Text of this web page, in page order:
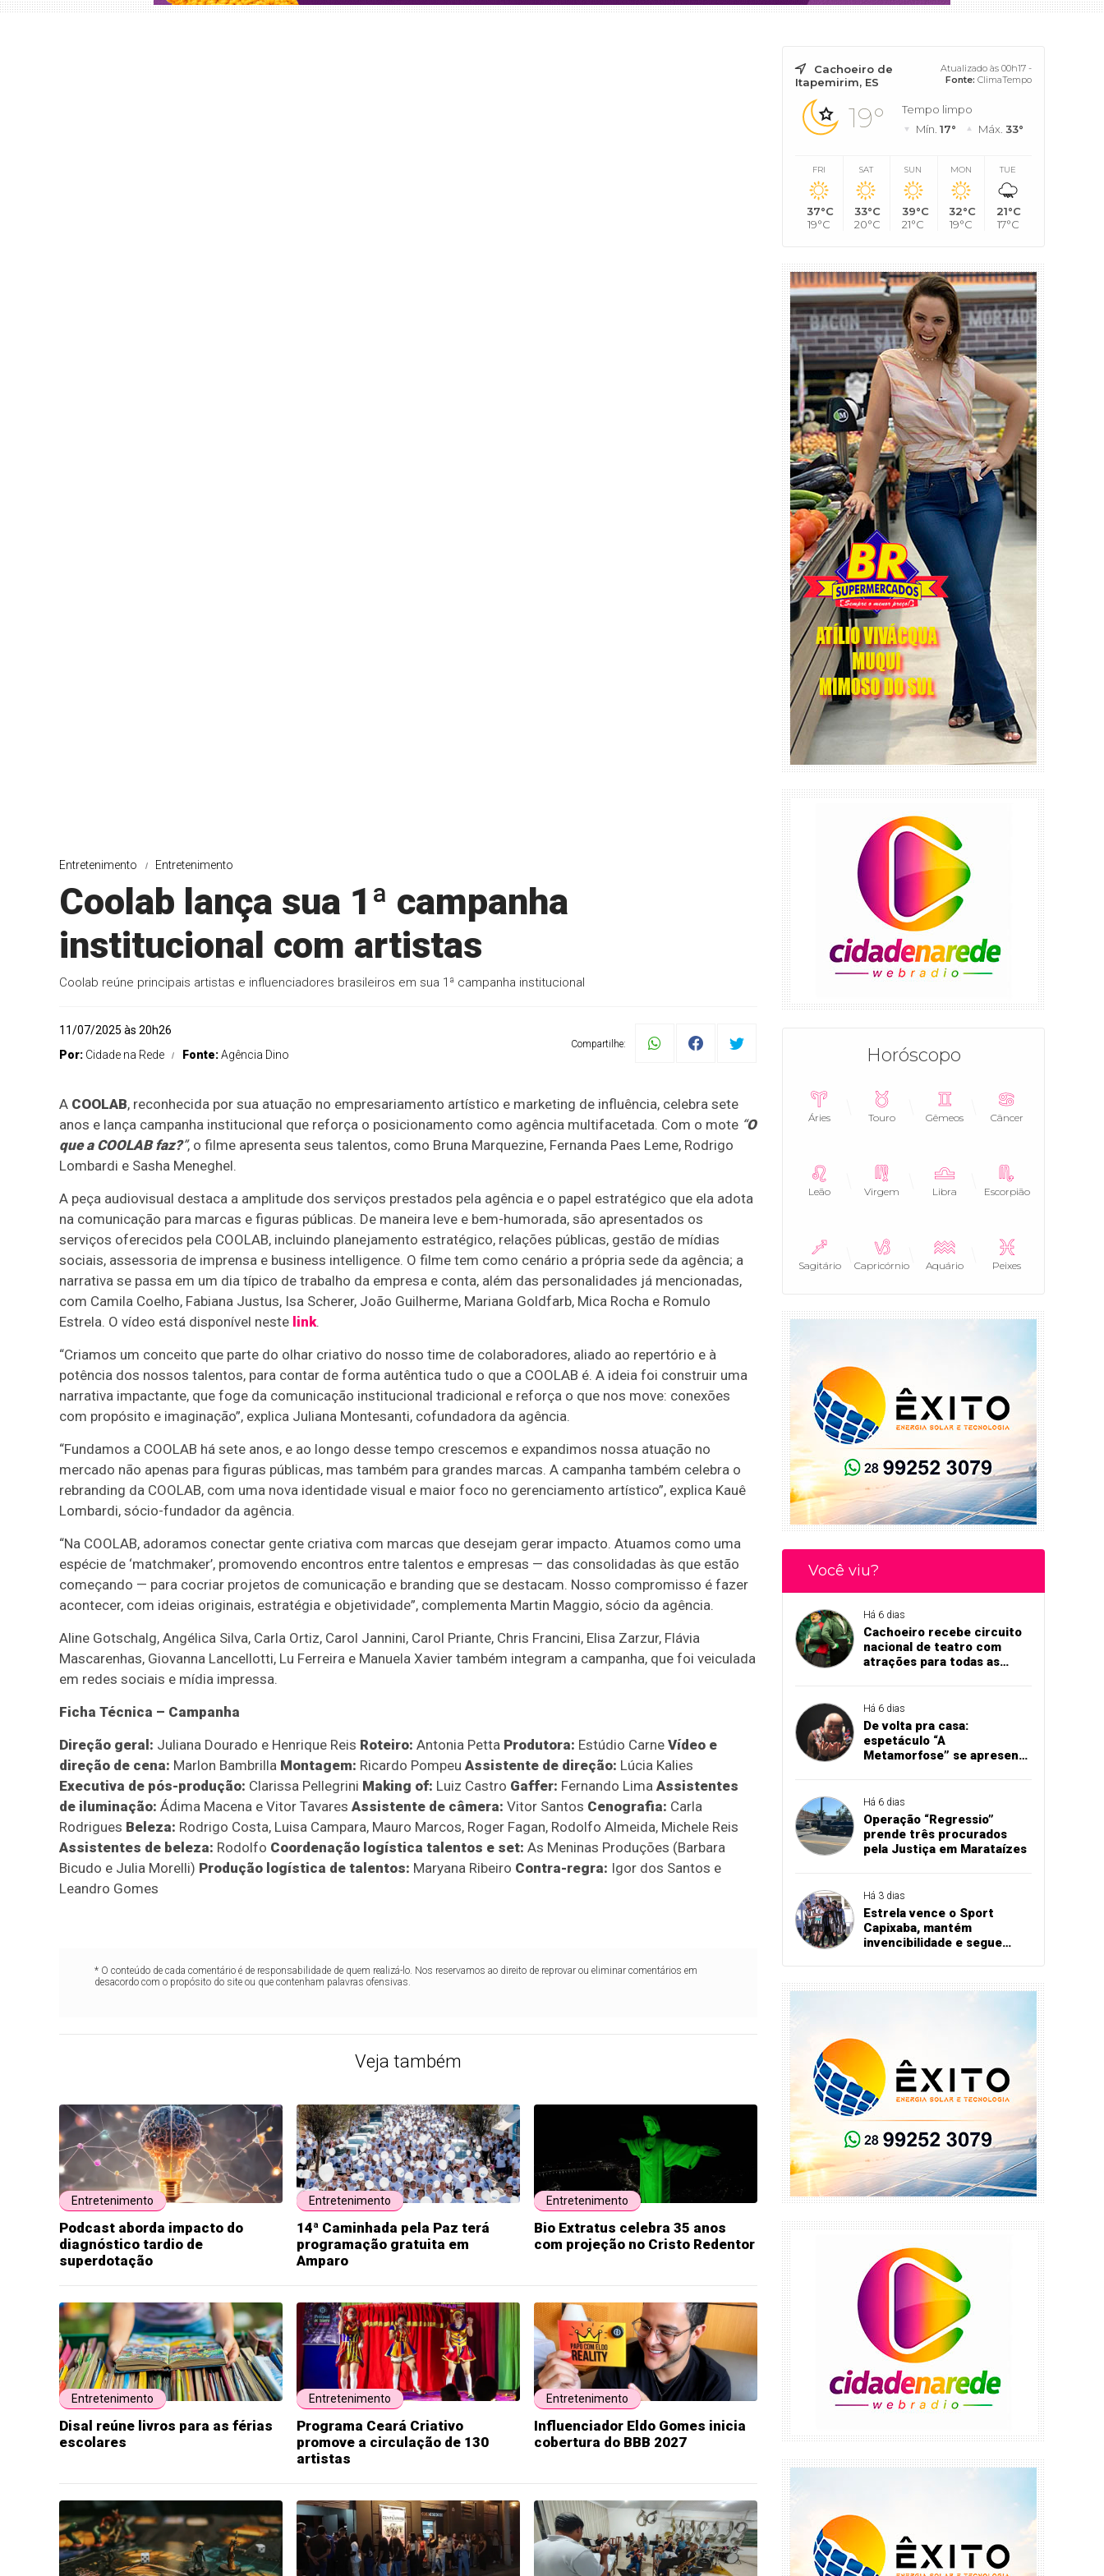
Entretenimento Entretenimento
Coolab lança sua 1ª campanha
institucional com artistas
Coolab reúne principais artistas e influenciadores brasileiros em sua 1ª campanha institucional
11/07/2025 às 20h26
Por: Cidade na Rede Fonte:Agência Dino
Compartilhe:
A COOLAB, reconhecida por sua atuação no empresariamento artístico e marketing de influência, celebra sete
anos e lança campanha institucional que reforça o posicionamento como agência multifacetada. Com o mote “O
que a COOLAB faz?”, o filme apresenta seus talentos, como Bruna Marquezine, Fernanda Paes Leme, Rodrigo
Lombardi e Sasha Meneghel.
A peça audiovisual destaca a amplitude dos serviços prestados pela agência e o papel estratégico que ela adota
na comunicação para marcas e figuras públicas. De maneira leve e bem-humorada, são apresentados os
serviços oferecidos pela COOLAB, incluindo planejamento estratégico, relações públicas, gestão de mídias
sociais, assessoria de imprensa e business intelligence. O filme tem como cenário a própria sede da agência; a
narrativa se passa em um dia típico de trabalho da empresa e conta, além das personalidades já mencionadas,
com Camila Coelho, Fabiana Justus, Isa Scherer, João Guilherme, Mariana Goldfarb, Mica Rocha e Romulo
Estrela. O vídeo está disponível neste link.
“Criamos um conceito que parte do olhar criativo do nosso time de colaboradores, aliado ao repertório e à
potência dos nossos talentos, para contar de forma autêntica tudo o que a COOLAB é. A ideia foi construir uma
narrativa impactante, que foge da comunicação institucional tradicional e reforça o que nos move: conexões
com propósito e imaginação”, explica Juliana Montesanti, cofundadora da agência.
“Fundamos a COOLAB há sete anos, e ao longo desse tempo crescemos e expandimos nossa atuação no
mercado não apenas para figuras públicas, mas também para grandes marcas. A campanha também celebra o
rebranding da COOLAB, com uma nova identidade visual e maior foco no gerenciamento artístico”, explica Kauê
Lombardi, sócio-fundador da agência.
“Na COOLAB, adoramos conectar gente criativa com marcas que desejam gerar impacto. Atuamos como uma
espécie de ‘matchmaker’, promovendo encontros entre talentos e empresas — das consolidadas às que estão
começando — para cocriar projetos de comunicação e branding que se destacam. Nosso compromisso é fazer
acontecer, com ideias originais, estratégia e objetividade”, complementa Martin Maggio, sócio da agência.
Aline Gotschalg, Angélica Silva, Carla Ortiz, Carol Jannini, Carol Priante, Chris Francini, Elisa Zarzur, Flávia
Mascarenhas, Giovanna Lancellotti, Lu Ferreira e Manuela Xavier também integram a campanha, que foi veiculada
em redes sociais e mídia impressa.
Ficha Técnica – Campanha
Direção geral: Juliana Dourado e Henrique Reis Roteiro: Antonia Petta Produtora: Estúdio Carne Vídeo e
direção de cena: Marlon Bambrilla Montagem: Ricardo Pompeu Assistente de direção: Lúcia Kalies
Executiva de pós-produção: Clarissa Pellegrini Making of: Luiz Castro Gaffer: Fernando Lima Assistentes
de iluminação: Ádima Macena e Vitor Tavares Assistente de câmera: Vitor Santos Cenografia: Carla
Rodrigues Beleza: Rodrigo Costa, Luisa Campara, Mauro Marcos, Roger Fagan, Rodolfo Almeida, Michele Reis
Assistentes de beleza: Rodolfo Coordenação logística talentos e set: As Meninas Produções (Barbara
Bicudo e Julia Morelli) Produção logística de talentos: Maryana Ribeiro Contra-regra: Igor dos Santos e
Leandro Gomes
* O conteúdo de cada comentário é de responsabilidade de quem realizá-lo. Nos reservamos ao direito de reprovar ou eliminar comentários em
desacordo com o propósito do site ou que contenham palavras ofensivas.
Veja também
Entretenimento
Podcast aborda impacto do
diagnóstico tardio de
superdotação
Entretenimento
14ª Caminhada pela Paz terá
programação gratuita em
Amparo
Entretenimento
Bio Extratus celebra 35 anos
com projeção no Cristo Redentor
Entretenimento
Disal reúne livros para as férias
escolares
Entretenimento
Programa Ceará Criativo
promove a circulação de 130
artistas
Entretenimento
Influenciador Eldo Gomes inicia
cobertura do BBB 2027
Cachoeiro de
Itapemirim, ES
Atualizado às 00h17 -
Fonte: ClimaTempo
19°
Tempo limpo
Mín. 17° Máx. 33°
FRI
37°C
19°C
SAT
33°C
20°C
SUN
39°C
21°C
MON
32°C
19°C
TUE
21°C
17°C
Horóscopo
Áries Touro Gêmeos Câncer
Leão Virgem Libra Escorpião
Sagitário Capricórnio Aquário Peixes
Você viu?
Há 6 dias
Cachoeiro recebe circuito
nacional de teatro com
atrações para todas as
Há 6 dias
De volta pra casa:
espetáculo “A
Metamorfose” se apresenta
Há 6 dias
Operação “Regressio”
prende três procurados
pela Justiça em Marataízes
Há 3 dias
Estrela vence o Sport
Capixaba, mantém
invencibilidade e segue